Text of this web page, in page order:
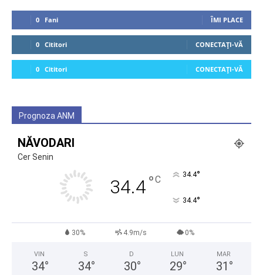
0 Fani ÎMI PLACE
0 Cititori CONECTAȚI-VĂ
0 Cititori CONECTAȚI-VĂ
Prognoza ANM
NĂVODARI
Cer Senin
34.4°C 34.4°
34.4°
30% 4.9m/s 0%
VIN
34°
S
34°
D
30°
LUN
29°
MAR
31 °